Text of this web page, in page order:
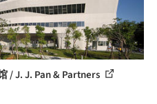
/ J. J. Pan & Partners